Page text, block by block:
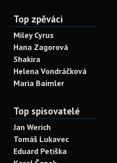
Top zpěváci
Miley Cyrus
Hana Zagorová
Shakira
Helena Vondráčková
Maria Baimler
Top spisovatelé
Jan Werich
Tomáš Lukavec
Eduard Petiška